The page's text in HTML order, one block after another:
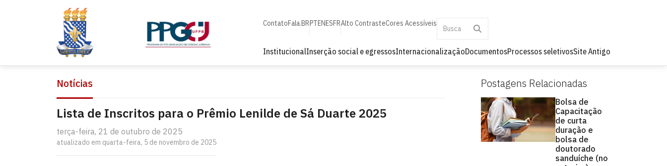
ContatoFala.BRPTENESFRAlto ContrasteCores Acessíveis
InstitucionalInserção social e egressosInternacionalizaçãoDocumentosProcessos seletivosSite Antigo
Postagens Relacionadas
Bolsa de
Capacitação
de curta
duração e
bolsa de
doutorado
sanduíche (no
Notícias
Lista de Inscritos para o Prêmio Lenilde de Sá Duarte 2025
terça-feira, 21 de outubro de 2025
atualizado em quarta-feira, 5 de novembro de 2025